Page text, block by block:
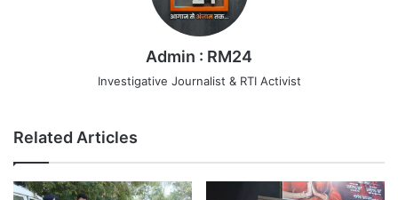
Admin : RM24
Investigative Journalist & RTI Activist
Related Articles